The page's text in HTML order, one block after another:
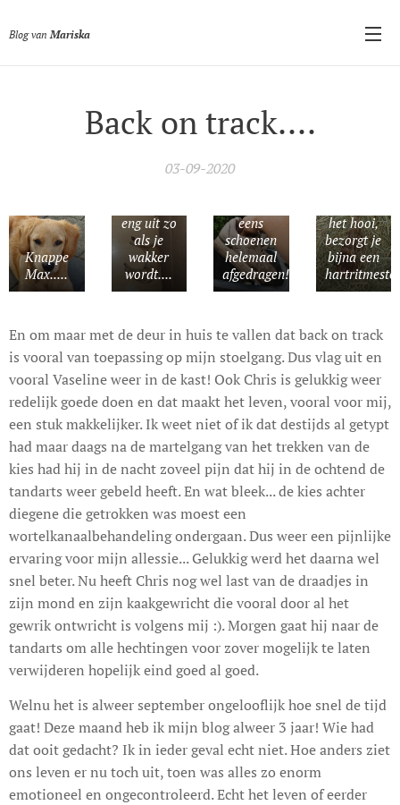
Blog van Mariska
Back on track....
03-09-2020
Knappe
Max.....
Gekke
eng uit zo
als je
wakker
wordt....
Hogan's
eens
schoenen
helemaal
afgedragen!!.....
het hooi,
bezorgt je
bijna een
En om maar met de deur in huis te vallen dat back on track
is vooral van toepassing op mijn stoelgang. Dus vlag uit en
vooral Vaseline weer in de kast! Ook Chris is gelukkig weer
redelijk goede doen en dat maakt het leven, vooral voor mij,
een stuk makkelijker. Ik weet niet of ik dat destijds al getypt
had maar daags na de martelgang van het trekken van de
kies had hij in de nacht zoveel pijn dat hij in de ochtend de
tandarts weer gebeld heeft. En wat bleek... de kies achter
diegene die getrokken was moest een
wortelkanaalbehandeling ondergaan. Dus weer een pijnlijke
ervaring voor mijn allessie... Gelukkig werd het daarna wel
snel beter. Nu heeft Chris nog wel last van de draadjes in
zijn mond en zijn kaakgewricht die vooral door al het
gewrik ontwricht is volgens mij :). Morgen gaat hij naar de
tandarts om alle hechtingen voor zover mogelijk te laten
verwijderen hopelijk eind goed al goed.
Welnu het is alweer september ongelooflijk hoe snel de tijd
gaat! Deze maand heb ik mijn blog alweer 3 jaar! Wie had
dat ooit gedacht? Ik in ieder geval echt niet. Hoe anders ziet
ons leven er nu toch uit, toen was alles zo enorm
emotioneel en ongecontroleerd. Echt het leven of eerder